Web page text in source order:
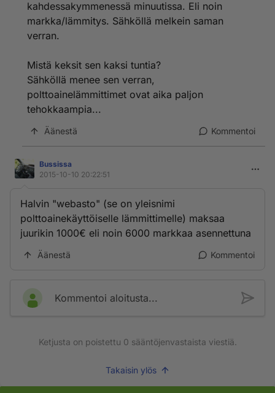
kahdessakymmenessä minuutissa. Eli noin
markka/lämmitys. Sähköllä melkein saman
verran.
Mistä keksit sen kaksi tuntia?
Sähköllä menee sen verran,
polttoainelämmittimet ovat aika paljon
tehokkaampia...
Äänestä Kommentoi
Bussissa
2015-10-10 20:22:51
Halvin "webasto" (se on yleisnimi
polttoainekäyttöiselle lämmittimelle) maksaa
juurikin 1000€ eli noin 6000 markkaa asennettuna
Äänestä Kommentoi
Kommentoi aloitusta...
Ketjusta on poistettu 0 sääntöjenvastaista viestiä.
Takaisin ylös